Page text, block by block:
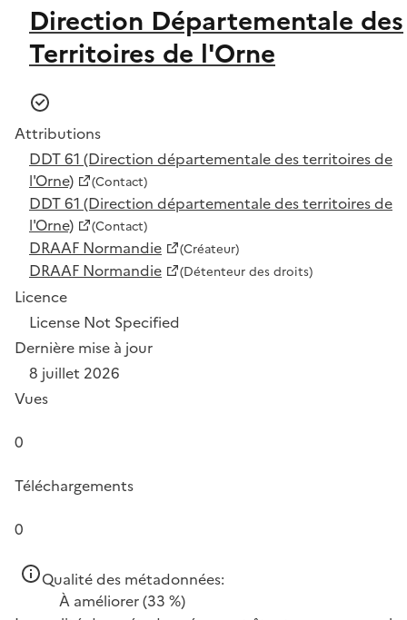
Direction Départementale des
Territoires de l'Orne
Attributions
DDT 61 (Direction départementale des territoires de
l'Orne)
(Contact)
DDT 61 (Direction départementale des territoires de
l'Orne)
(Contact)
DRAAF Normandie (Créateur)
DRAAF Normandie (Détenteur des droits)
Licence
License Not Specified
Dernière mise à jour
8 juillet 2026
Vues
0
Téléchargements
0
Qualité des métadonnées:
À améliorer(33 %)